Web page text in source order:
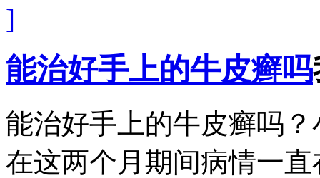
]
能治好手上的牛皮癣吗
能治好手上的牛皮癣吗
在这两个月期间病情一